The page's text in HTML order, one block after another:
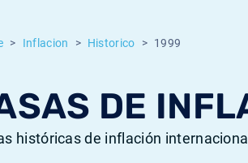
Inflacion Historico 1999
DE
históricas de inflación
IPC